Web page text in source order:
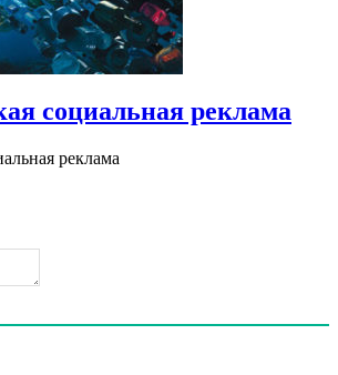
социальная реклама
реклама